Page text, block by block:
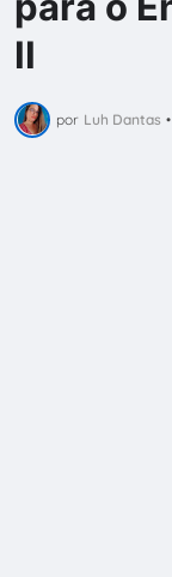
II
por Luh Dantas •